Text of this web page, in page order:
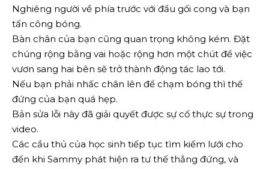
Nghiêng người về phía trước với đầu gối cong và bạn
tấn công bóng.
Bàn chân của bạn cũng quan trọng không kém. Đặt
chúng rộng bằng vai hoặc rộng hơn một chút để việc
vươn sang hai bên sẽ trở thành động tác lao tới.
Nếu bạn phải nhấc chân lên để chạm bóng thì thế
đứng của bạn quá hẹp.
Bản sửa lỗi này đã giải quyết được sự cố thực sự trong
video.
Các cầu thủ của học sinh tiếp tục tìm kiếm lưới cho
đến khi Sammy phát hiện ra tư thế thẳng đứng, và